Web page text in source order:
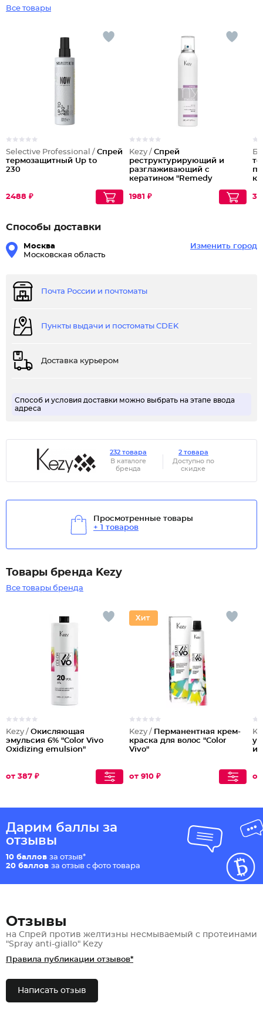
Все товары
Selective Professional / Спрей
термозащитный Up to
230
2488 ₽
Kezy / Спрей
реструктурирующий и
разглаживающий с
кератином "Remedy
1981 ₽
Способы доставки
Москва
Московская область
Изменить город
Почта России и почтоматы
Пункты выдачи и постоматы CDEK
Доставка курьером
Способ и условия доставки можно выбрать на этапе ввода
адреса
232 товара
В каталоге
бренда
2 товара
Доступно по
скидке
Просмотренные товары
+ 1 товаров
Товары бренда Kezy
Все товары бренда
Kezy / Окисляющая
эмульсия 6% "Color Vivo
Oxidizing emulsion"
от 387 ₽
Kezy / Перманентная крем-
краска для волос "Color
Vivo"
от 910 ₽
и
от
Дарим баллы за
отзывы
10 баллов за отзыв*
20 баллов за отзыв с фото товара
Отзывы
на Спрей против желтизны несмываемый с протеинами
"Spray anti-giallo" Kezy
Правила публикации отзывов*
Написать отзыв